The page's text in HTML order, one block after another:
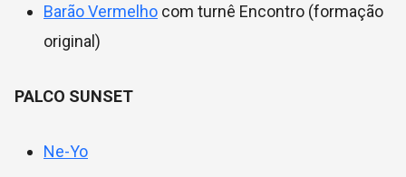
Barão Vermelho com turnê Encontro (formação
original)
PALCO SUNSET
Ne-Yo